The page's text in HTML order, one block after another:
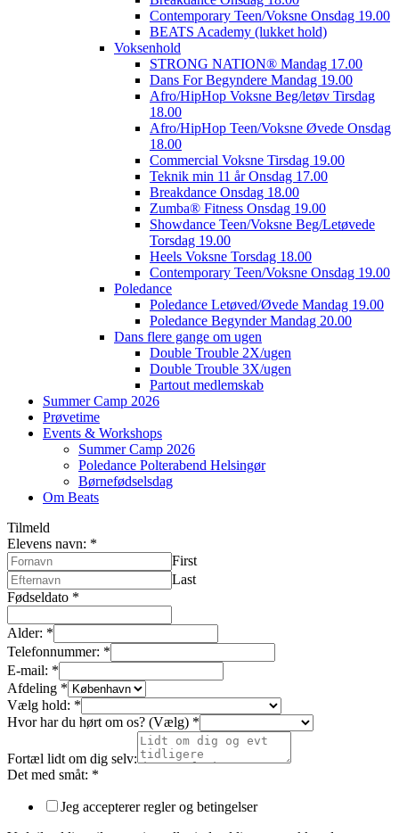
Contemporary Teen/Voksne Onsdag 19.00
BEATS Academy (lukket hold)
Voksenhold
STRONG NATION® Mandag 17.00
Dans For Begyndere Mandag 19.00
Afro/HipHop Voksne Beg/letøv Tirsdag
18.00
Afro/HipHop Teen/Voksne Øvede Onsdag
18.00
Commercial Voksne Tirsdag 19.00
Teknik min 11 år Onsdag 17.00
Breakdance Onsdag 18.00
Zumba® Fitness Onsdag 19.00
Showdance Teen/Voksne Beg/Letøvede
Torsdag 19.00
Heels Voksne Torsdag 18.00
Contemporary Teen/Voksne Onsdag 19.00
Poledance
Poledance Letøved/Øvede Mandag 19.00
Poledance Begynder Mandag 20.00
Dans flere gange om ugen
Double Trouble 2X/ugen
Double Trouble 3X/ugen
Partout medlemskab
Summer Camp 2026
Prøvetime
Events & Workshops
Summer Camp 2026
Poledance Polterabend Helsingør
Børnefødselsdag
Om Beats
Tilmeld
Elevens navn: *
First
Last
Fødseldato *
Alder: *
Telefonnummer: *
E-mail: *
Afdeling *
Vælg hold: *
Hvor har du hørt om os? (Vælg) *
Fortæl lidt om dig selv:
Det med småt: *
Jeg accepterer regler og betingelser